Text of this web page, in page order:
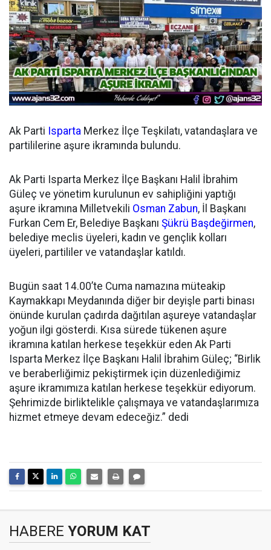
Ak Parti Isparta Merkez İlçe Teşkilatı, vatandaşlara ve
partililerine aşure ikramında bulundu.
Ak Parti Isparta Merkez İlçe Başkanı Halil İbrahim
Güleç ve yönetim kurulunun ev sahipliğini yaptığı
aşure ikramına Milletvekili Osman Zabun, İl Başkanı
Furkan Cem Er, Belediye Başkanı Şükrü Başdeğirmen,
belediye meclis üyeleri, kadın ve gençlik kolları
üyeleri, partililer ve vatandaşlar katıldı.
Bugün saat 14.00’te Cuma namazına müteakip
Kaymakkapı Meydanında diğer bir deyişle parti binası
önünde kurulan çadırda dağıtılan aşureye vatandaşlar
yoğun ilgi gösterdi. Kısa sürede tükenen aşure
ikramına katılan herkese teşekkür eden Ak Parti
Isparta Merkez İlçe Başkanı Halil İbrahim Güleç; “Birlik
ve beraberliğimiz pekiştirmek için düzenlediğimiz
aşure ikramımıza katılan herkese teşekkür ediyorum.
Şehrimizde birliktelikle çalışmaya ve vatandaşlarımıza
hizmet etmeye devam edeceğiz.” dedi
HABERE YORUM KAT